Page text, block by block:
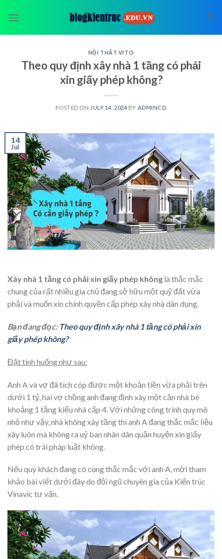
NỘI THẤT VITO
Theo quy định xây nhà 1 tầng có phải
xin giấy phép không?
POSTED ON JULY 14, 2024 BY ADMINCD
14
Jul
Xây nhà 1 tầng có phải xin giấy phép không là thắc mắc
chung của rất nhiều gia chủ đang sở hữu một quỹ đất vừa
phải và muốn xin chính quyền cấp phép xây nhà dân dụng.
Bạn đang đọc: Theo quy định xây nhà 1 tầng có phải xin
giấy phép không?
Đặt tình huống như sau:
Anh A và vợ đã tích cóp được một khoản tiền vừa phải trên
dưới 1 tỷ, hai vợ chồng anh đang định xây một căn nhà bé
khoảng 1 tầng kiểu nhà cấp 4. Với những công trình quy mô
nhỏ như vậy, nhà không xây tầng thì anh A đang thắc mắc liệu
xây luôn mà không ra uỷ ban nhân dân quận huyện xin giấy
phép có trái pháp luật không.
Nếu quý khách đang có cùng thắc mắc với anh A, mời tham
khảo bài viết dưới đây do đội ngũ chuyên gia của Kiến trúc
Vinavic tư vấn.